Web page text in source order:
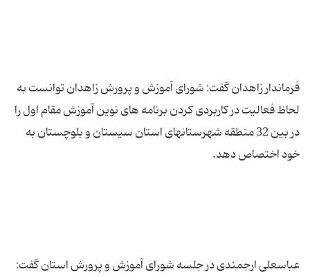
فرماندار زاهدان گفت: شورای آموزش و پرورش زاهدان توانست به
لحاظ فعالیت در کاربردی کردن برنامه های نوین آموزش مقام اول را
در بین 32 منطقه شهرستانهای استان سیستان و بلوچستان به
عباسعلی ارجمندی در جلسه شورای آموزش و پرورش استان گفت: